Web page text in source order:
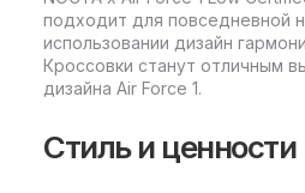
подходит для повседневной
использовании дизайн
Кроссовки станут отличным
дизайна Air Force 1.
Стиль и ценности